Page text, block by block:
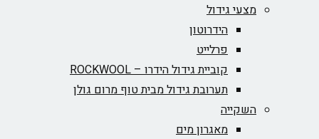
מצעי גידול
הידרוטון
פרלייט
קוביית גידול הידרו – ROCKWOOL‏
תערובת גידול מבית טוף מרום גולן
השקייה
מאגרון מים